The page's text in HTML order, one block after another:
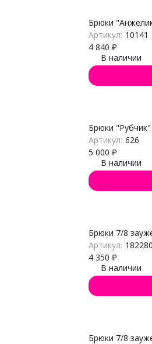
Брюки
Артикул: 10141
4 840 ₽
В наличии
Брюки "Рубчик"
Артикул: 626
5 000 ₽
В наличии
Брюки 7/8
Артикул:
4 350 ₽
В наличии
Брюки 7/8